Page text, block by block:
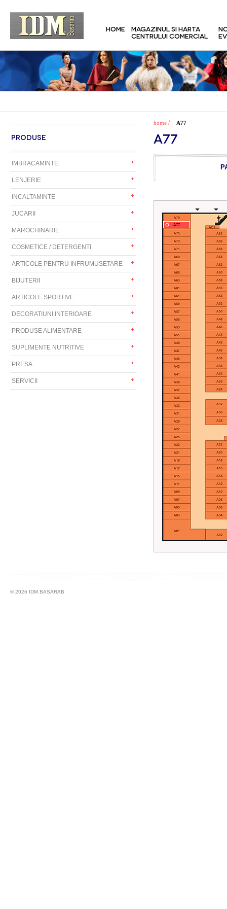
HOME
MAGAZINUL SI HARTA
CENTRULUI COMERCIAL
PRODUSE
IMBRACAMINTE
LENJERIE
INCALTAMINTE
JUCARII
MAROCHINARIE
COSMETICE / DETERGENTI
ARTICOLE PENTRU INFRUMUSETARE
BIJUTERII
ARTICOLE SPORTIVE
DECORATIUNI INTERIOARE
PRODUSE ALIMENTARE
SUPLIMENTE NUTRITIVE
PRESA
SERVICII
home / A77
A77
A77
© 2026 IDM BASARAB